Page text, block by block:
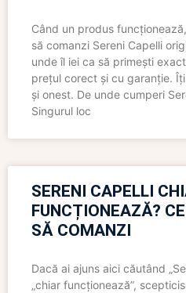
Când un produs
să comanzi Sereni Capelli
unde îl iei ca să primești
prețul corect și cu garanție.
și onest. De unde cumperi
Singurul loc
SERENI CAPELLI
FUNCȚIONEAZĂ?
SĂ COMANZI
Dacă ai ajuns aici căutând
„chiar funcționează”,